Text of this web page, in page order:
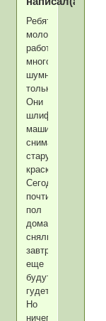
Ребята
молоцы,
работают
много,
шумно
только.
Они
шлифовальными
машинками
снимают
старую
краску.
Сегодня
почти
пол
дома
сняли,
завтра
еще
будут
гудеть.
Но
ничего,